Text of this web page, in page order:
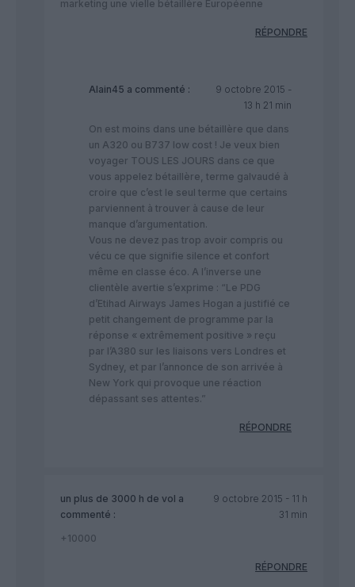
marketing une vielle bétaillère Européenne
RÉPONDRE
Alain45 a commenté :
9 octobre 2015 -
13 h 21 min
On est moins dans une bétaillère que dans
un A320 ou B737 low cost ! Je veux bien
voyager TOUS LES JOURS dans ce que
vous appelez bétaillère, terme galvaudé à
croire que c’est le seul terme que certains
parviennent à trouver à cause de leur
manque d’argumentation.
Vous ne devez pas trop avoir compris ou
vécu ce que signifie silence et confort
même en classe éco. A l’inverse une
clientèle avertie s’exprime : “Le PDG
d’Etihad Airways James Hogan a justifié ce
petit changement de programme par la
réponse « extrêmement positive » reçu
par l’A380 sur les liaisons vers Londres et
Sydney, et par l’annonce de son arrivée à
New York qui provoque une réaction
dépassant ses attentes.”
RÉPONDRE
un plus de 3000 h de vol a
commenté :
9 octobre 2015 - 11 h
31 min
+10000
RÉPONDRE